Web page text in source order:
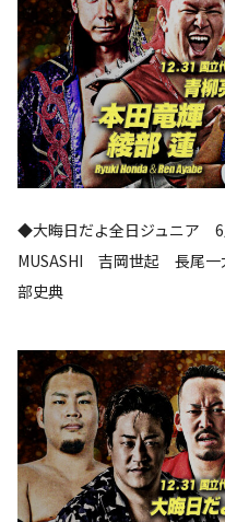
◆大晦日だよ全日ジュニア 6
MUSASHI 吉岡世起 長尾
部史典